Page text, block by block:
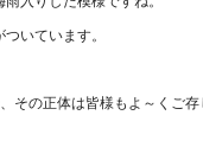
いています。